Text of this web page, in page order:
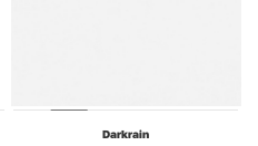
Darkrain